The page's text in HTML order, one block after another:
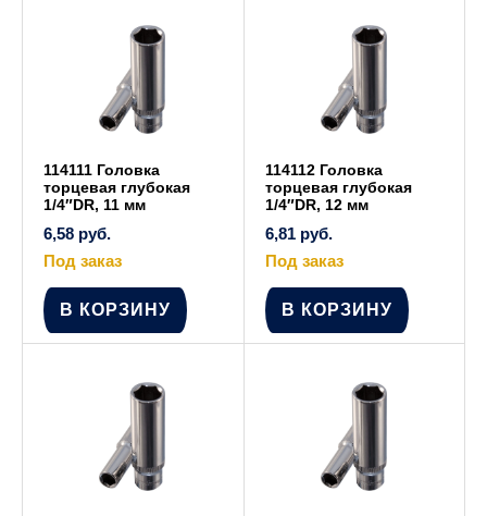
114111 Головка
торцевая глубокая
1/4″DR, 11 мм
6,58 руб.
Под заказ
В КОРЗИНУ
114112 Головка
торцевая глубокая
1/4″DR, 12 мм
6,81 руб.
Под заказ
В КОРЗИНУ